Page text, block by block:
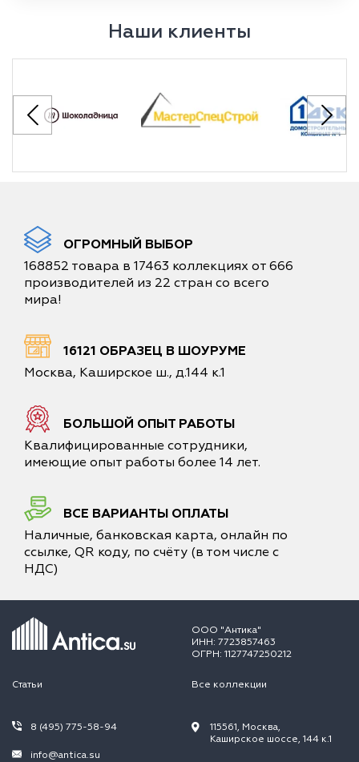
Наши клиенты
ОГРОМНЫЙ ВЫБОР
168852 товара в 17463 коллекциях от 666
производителей из 22 стран со всего
мира!
16121 ОБРАЗЕЦ В ШОУРУМЕ
Москва, Каширское ш., д.144 к.1
БОЛЬШОЙ ОПЫТ РАБОТЫ
Квалифицированные сотрудники,
имеющие опыт работы более 14 лет.
ВСЕ ВАРИАНТЫ ОПЛАТЫ
Наличные, банковская карта, онлайн по
ссылке, QR коду, по счёту (в том числе с
НДС)
ООО "Антика"
ИНН: 7723857463
ОГРН: 1127747250212
Статьи Все коллекции
8 (495) 775-58-94
info@antica.su
115561, Москва,
Каширское шоссе, 144 к.1